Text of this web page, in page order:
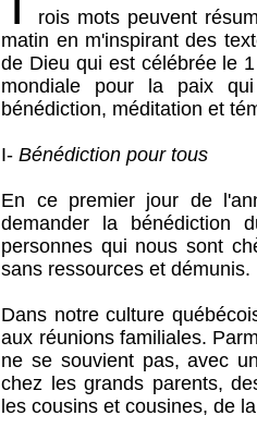
rois mots peuvent
matin en m'inspirant des
de Dieu qui est célébrée le
mondiale pour la paix
bénédiction, méditation et
I-Bénédiction pour tous
En ce premier jour de
demander la bénédiction
personnes qui nous sont
sans ressources et démunis.
Dans notre culture
aux réunions familiales.
ne se souvient pas, avec
chez les grands parents,
les cousins et cousines, de